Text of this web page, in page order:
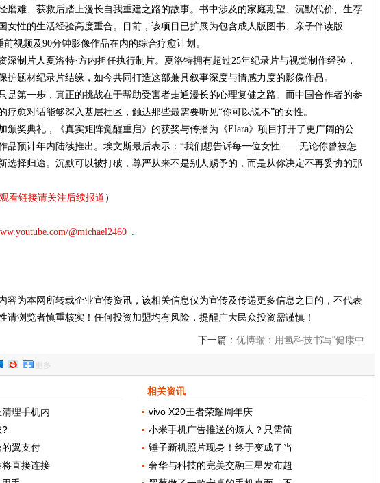
磨难、获救后踏上漫长自我重建之路的故事。书中涉及的家庭期望、沉默代价、生存
女性的生活经验高度重合。目前，该项目已扩展为包含成人版图书、亲子伴读版
前视频及90分钟影像作品在内的综合疗愈计划。
深制片人夏洛特·方内担任执行制片。夏洛特拥有超过25年纪录片与视觉制作经验，
护题材纪录片结缘，如今共同打造这部兼具叙事深度与情感力度的影像作品。
是第一步，真正的挑战在于帮助受害者走通漫长的心理复健之路。而中国合作者的参
疗愈对话能够深入基层社区，触达那些最需要听见“你可以说不”的女性。
颁奖典礼，《真实矩阵觉醒重启》的获奖与传播为《Elara》项目打开了更广阔的公
品预计年内陆续推出。埃文斯最后表示：“我们想告诉每一位女性——无论你曾被怎
选择归途。沉默可以被打破，尊严从来不是别人赐予的，而是从你决定不再妥协的那
观看链接请关注后续报道 ）
@michael2460_.
容为本网所转载企业宣传资讯，该相关信息仅为宣传及传递更多信息之目的，不代表
请浏览者慎重核实！任何投资加盟均有风险，提醒广大民众投资需谨慎！
下一篇： 优博瑞：用氢科技书写“健康中
更多
理手机内
?
翼支付
直接连接
相关资讯
vivo X20王者荣耀周年庆
小米手机广告推送的烦人？只需简
锤子新机照片现身！终于变成了当
奢华与科技的完美交融三星发布超